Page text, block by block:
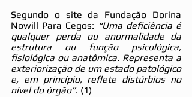
Segundo o site da Fundação Dorina
Nowill Para Cegos: “Uma deficiência é
qualquer perda ou anormalidade da
estrutura ou função psicológica,
fisiológica ou anatômica. Representa a
exteriorização de um estado patológico
e, em princípio, reflete distúrbios no
nível do órgão”. (1)